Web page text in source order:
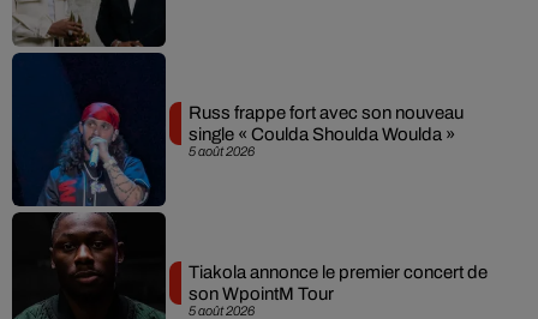
5 août 2026
Russ frappe fort avec son nouveau
single « Coulda Shoulda Woulda »
5 août 2026
Tiakola annonce le premier concert de
son WpointM Tour